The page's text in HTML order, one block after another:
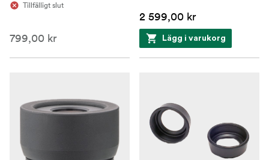
Tillfälligt slut
799,00 kr
2 599,00 kr
Lägg i varukorg